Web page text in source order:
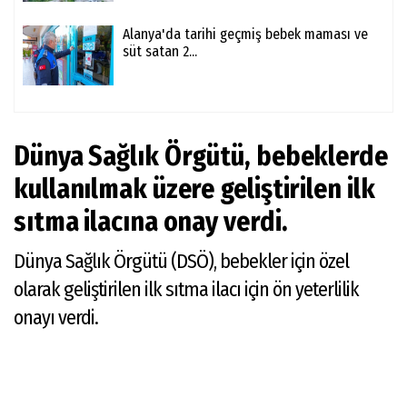
Alanya'da tarihi geçmiş bebek maması ve
süt satan 2...
Dünya Sağlık Örgütü, bebeklerde
kullanılmak üzere geliştirilen ilk
sıtma ilacına onay verdi.
Dünya Sağlık Örgütü (DSÖ), bebekler için özel
olarak geliştirilen ilk sıtma ilacı için ön yeterlilik
onayı verdi.